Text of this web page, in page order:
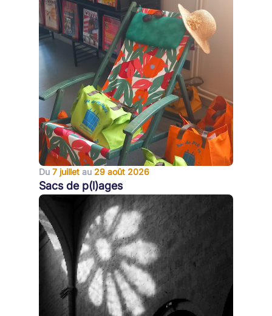
Du 7 juillet au 29 août 2026
Sacs de p(l)ages